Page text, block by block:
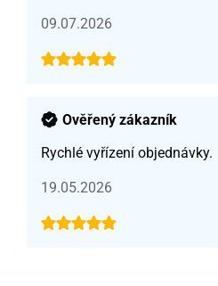
09.07.2026
Ověřený zákazník
Rychlé vyřízení objednávky.
19.05.2026